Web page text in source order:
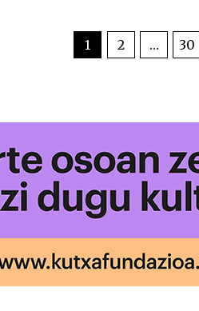
1 2 … 30